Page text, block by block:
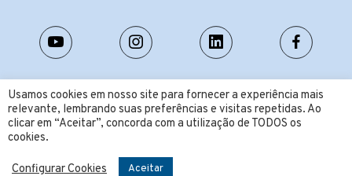
Usamos cookies em nosso site para fornecer a experiência mais
relevante, lembrando suas preferências e visitas repetidas. Ao
clicar em “Aceitar”, concorda com a utilização de TODOS os
cookies.
Configurar Cookies Aceitar
CONTATO:
contato@4maos.com.br